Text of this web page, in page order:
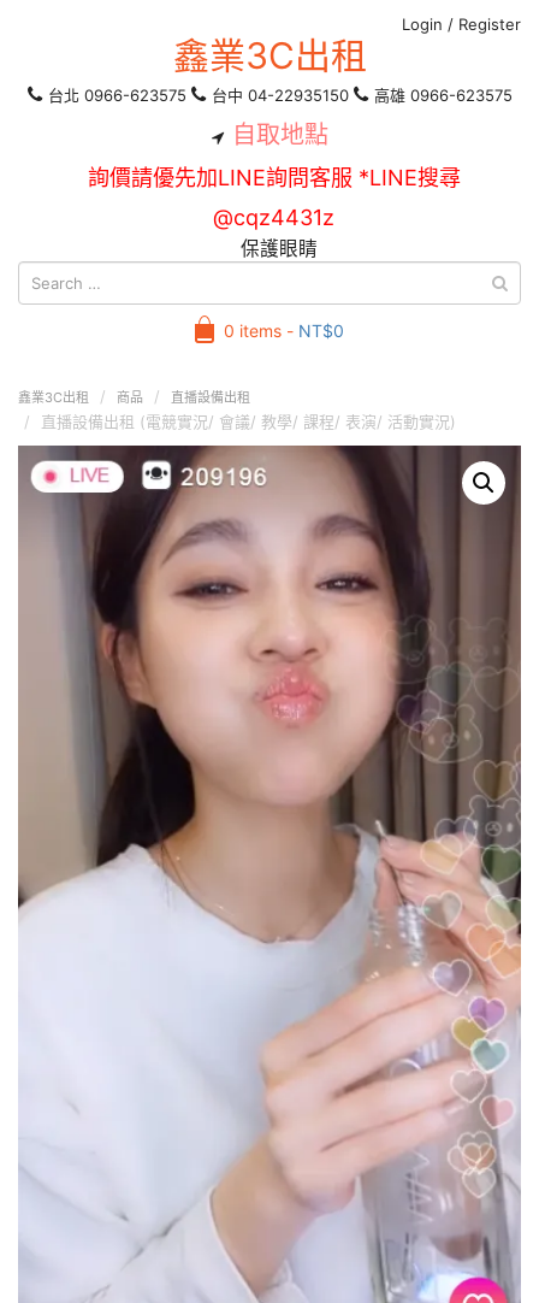
Login / Register
鑫業3C出租
台北 0966-623575 台中 04-22935150 高雄 0966-623575
自取地點
詢價請優先加LINE詢問客服 *LINE搜尋
@cqz4431z
保護眼睛
0 items - NT$0
鑫業3C出租 商品 直播設備出租
直播設備出租 (電競實況/ 會議/ 教學/ 課程/ 表演/ 活動實況)